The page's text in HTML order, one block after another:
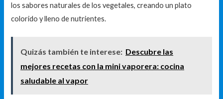
los sabores naturales de los vegetales, creando un plato
colorido y lleno de nutrientes.
Quizás también te interese: Descubre las
mejores recetas con la mini vaporera: cocina
saludable al vapor